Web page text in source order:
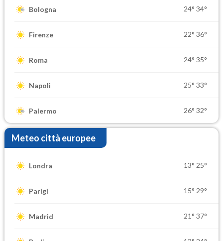
Bologna 24° 34°
Firenze 22° 36°
Roma 24° 35°
Napoli 25° 33°
Palermo 26° 32°
Meteo città europee
Londra 13° 25°
Parigi 15° 29°
Madrid 21° 37°